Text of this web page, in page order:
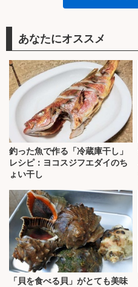
あなたにオススメ
釣った魚で作る「冷蔵庫干し」
レシピ：ヨコスジフエダイのち
ょい干し
「貝を食べる貝」がとても美味